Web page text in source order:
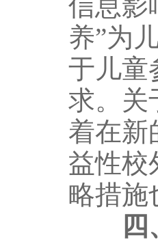
养”为
于儿童
求。关
着在新
益性校
略措施